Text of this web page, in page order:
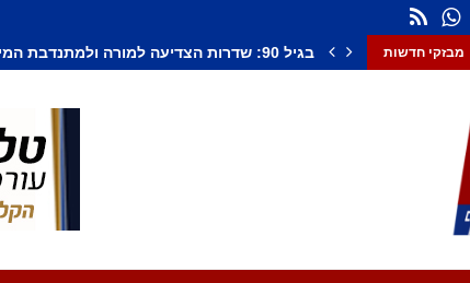
מבזקי חדשות חשד לחיסול בנתיבות: אדם נורה למוות, צעיר